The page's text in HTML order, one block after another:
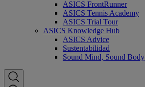
ASICS FrontRunner
ASICS Tennis Academy
ASICS Trial Tour
ASICS Knowledge Hub
ASICS Advice
Sustentabilidad
Sound Mind, Sound Body